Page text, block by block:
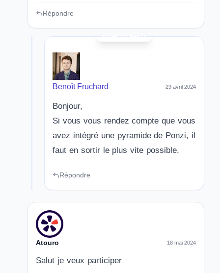
Répondre
Benoît Fruchard 29 avril 2024
Bonjour,
Si vous vous rendez compte que vous
avez intégré une pyramide de Ponzi, il
faut en sortir le plus vite possible.
Répondre
Atouro 18 mai 2024
Salut je veux participer